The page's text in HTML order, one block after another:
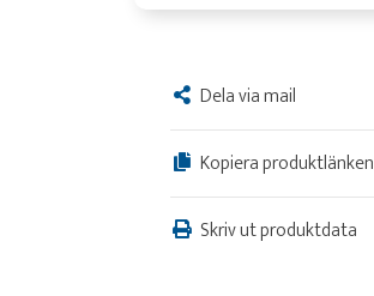
Dela via mail
Kopiera produktlänken
Skriv ut produktdata